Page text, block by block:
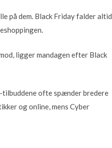
på dem. Black Friday falder altid
ligger mandagen efter Black
tilbuddene ofte spænder bredere
og online, mens Cyber